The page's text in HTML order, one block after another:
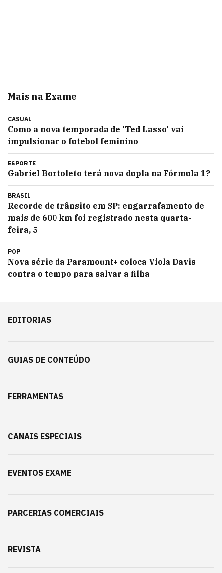
Mais na Exame
CASUAL
Como a nova temporada de 'Ted Lasso' vai
impulsionar o futebol feminino
ESPORTE
Gabriel Bortoleto terá nova dupla na Fórmula 1?
BRASIL
Recorde de trânsito em SP: engarrafamento de
mais de 600 km foi registrado nesta quarta-
feira, 5
POP
Nova série da Paramount+ coloca Viola Davis
contra o tempo para salvar a filha
EDITORIAS
GUIAS DE CONTEÚDO
FERRAMENTAS
CANAIS ESPECIAIS
EVENTOS EXAME
PARCERIAS COMERCIAIS
REVISTA